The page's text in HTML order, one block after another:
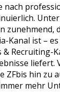
nach
zunehmend,
Kanal ist –
& Recruiting-
liefert.
ZFbis hin zu
mehr